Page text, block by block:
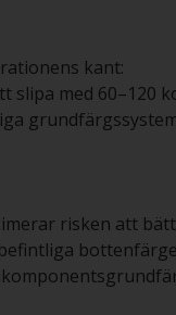
kant:
slipa med 60–120
risken att